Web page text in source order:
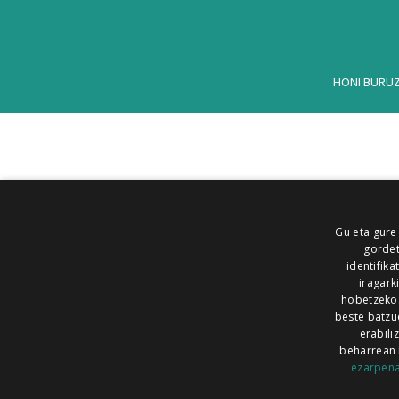
HONI BURUZ
ALEA
Gu eta
hobetzeko.
beste
beharrean